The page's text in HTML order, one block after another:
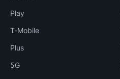
Play
T-Mobile
Plus
5G